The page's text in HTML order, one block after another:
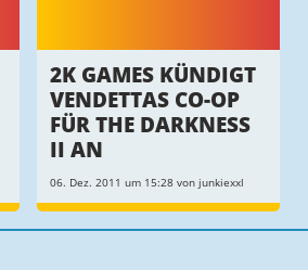
2K GAMES KÜNDIGT
VENDETTAS CO-OP
FÜR THE DARKNESS
II AN
06. Dez. 2011 um 15:28 von junkiexxl